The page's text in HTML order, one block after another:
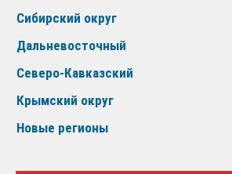
Сибирский округ
Дальневосточный
Северо-Кавказский
Крымский округ
Новые регионы